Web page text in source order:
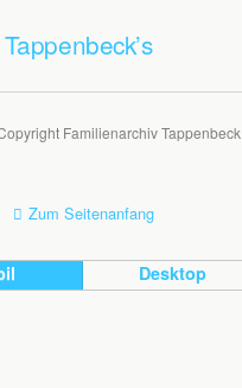
Familienarchiv Tappenbeck
Zum Seitenanfang
Desktop